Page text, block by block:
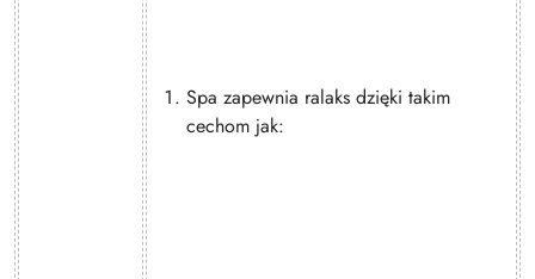
Spa zapewnia ralaks dzięki takim
cechom jak: